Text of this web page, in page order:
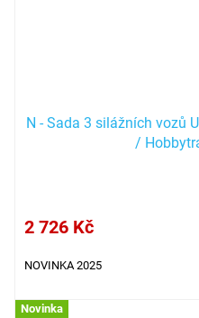
N - Sada 3 silážních vozů
/
2 726 Kč
NOVINKA 2025
Novinka